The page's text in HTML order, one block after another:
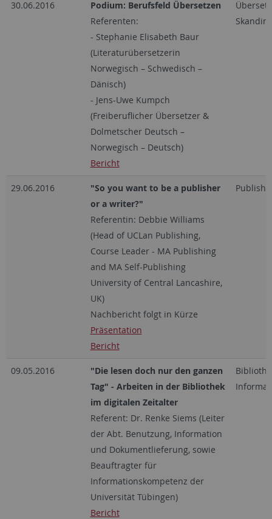
30.06.2016
Podium: Berufsfeld Übersetzen
Referenten:
- Stephanie Elisabeth Baur
(Literaturübersetzerin
Norwegisch – Schwedisch –
Dänisch)
- Jens-Uwe Kumpch
(Freiberuflicher Übersetzer &
Dolmetscher Deutsch –
Norwegisch – Deutsch)
Bericht
29.06.2016
"So you want to be a publisher
or a writer?"
Referentin: Debbie Williams
(Head of UCLan Publishing,
Course Leader - MA Publishing
and MA Self-Publishing
University of Central Lancashire,
UK)
Nachbericht folgt in Kürze
Präsentation
Bericht
09.05.2016
"Die lesen doch nur den ganzen
Tag" - Arbeiten in der Bibliothek
im digitalen Zeitalter
Referent: Dr. Renke Siems (Leiter
der Abt. Benutzung, Information
und Dokumentlieferung, sowie
Beauftragter für
Informationskompetenz der
Universität Tübingen)
Bericht